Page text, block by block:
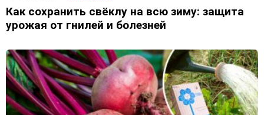
Как сохранить свёклу на всю зиму: защита
урожая от гнилей и болезней